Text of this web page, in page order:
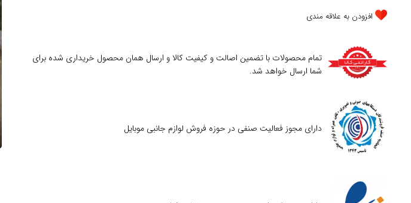
افزودن به علاقه مندی
تمام محصولات با تضمین اصالت و کیفیت کالا و ارسال همان محصول خریداری شده برای
شما ارسال خواهد شد.
دارای مجوز فعالیت صنفی در حوزه فروش لوازم جانبی موبایل